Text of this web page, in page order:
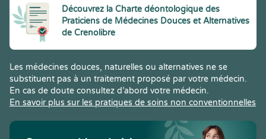
Découvrez la Charte déontologique des
Praticiens de Médecines Douces et Alternatives
de Crenolibre
Les médecines douces, naturelles ou alternatives ne se
substituent pas à un traitement proposé par votre médecin.
En cas de doute consultez d’abord votre médecin.
En savoir plus sur les pratiques de soins non conventionnelles